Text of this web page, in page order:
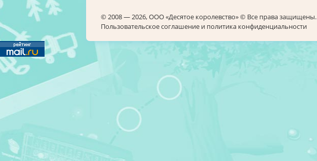
© 2008 — 2026, ООО «Десятое королевство» © Все права защищены.
Пользовательское соглашение и политика конфиденциальности